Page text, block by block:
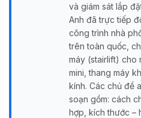
và giám sát lắp
Anh đã trực tiếp
công trình nhà
trên toàn quốc,
máy (stairlift) cho
mini, thang máy
kính. Các chủ đề
soạn gồm: cách
hợp, kích thước –